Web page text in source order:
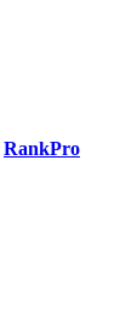
RankPro